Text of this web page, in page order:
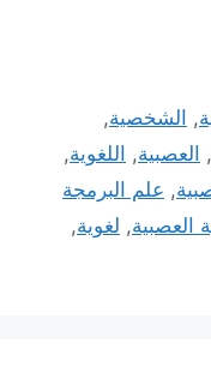
, الشخصية,
, العصبية, اللغوية,
, علم البرمجة
العصبية, لغوية,